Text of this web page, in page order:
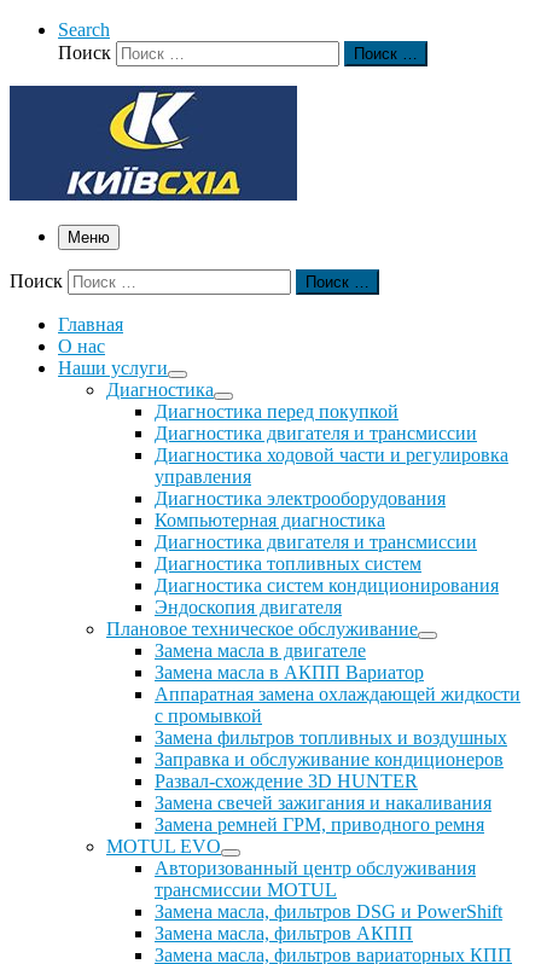
Search
Поиск
Поиск …
Меню
Поиск Поиск …
Главная
О нас
Наши услуги
Диагностика
Диагностика перед покупкой
Диагностика двигателя и трансмиссии
Диагностика ходовой части и регулировка
управления
Диагностика электрооборудования
Компьютерная диагностика
Диагностика двигателя и трансмиссии
Диагностика топливных систем
Диагностика систем кондиционирования
Эндоскопия двигателя
Плановое техническое обслуживание
Замена масла в двигателе
Замена масла в АКПП Вариатор
Аппаратная замена охлаждающей жидкости
с промывкой
Замена фильтров топливных и воздушных
Заправка и обслуживание кондиционеров
Развал-схождение 3D HUNTER
Замена свечей зажигания и накаливания
Замена ремней ГРМ, приводного ремня
MOTUL EVO
Авторизованный центр обслуживания
трансмиссии MOTUL
Замена масла, фильтров DSG и PowerShift
Замена масла, фильтров АКПП
Замена масла, фильтров вариаторных КПП